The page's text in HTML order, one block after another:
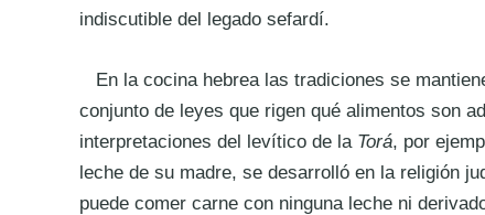
indiscutible del legado sefardí.
En la cocina hebrea las tradiciones se
conjunto de leyes que rigen qué alimentos son
interpretaciones del levítico de la Torá, por
leche de su madre, se desarrolló en la religión
puede comer carne con ninguna leche ni